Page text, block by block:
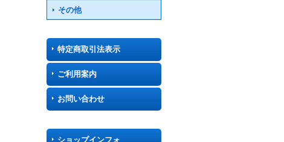
その他
特定商取引法表示
ご利用案内
お問い合わせ
ショップインフォ